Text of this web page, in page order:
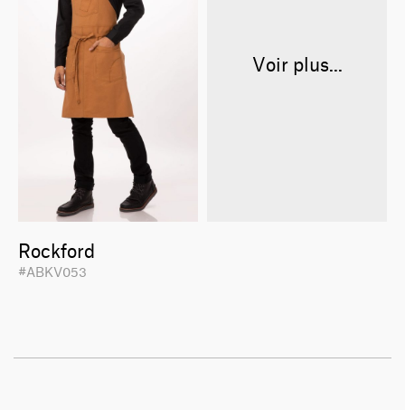
Rockford
#ABKV053
Voir plus...